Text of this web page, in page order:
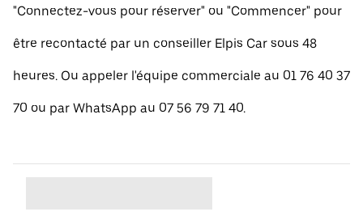
"Connectez-vous pour réserver" ou "Commencer" pour
être recontacté par un conseiller Elpis Car sous 48
heures. Ou appeler l'équipe commerciale au 01 76 40 37
70 ou par WhatsApp au 07 56 79 71 40.